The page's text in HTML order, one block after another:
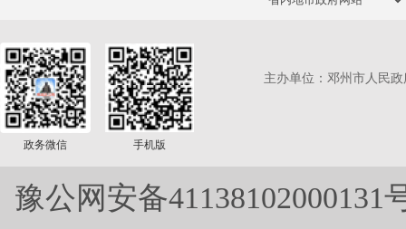
政务微信 手机版
主办单位：邓州市人民
豫公网安备41138102000131